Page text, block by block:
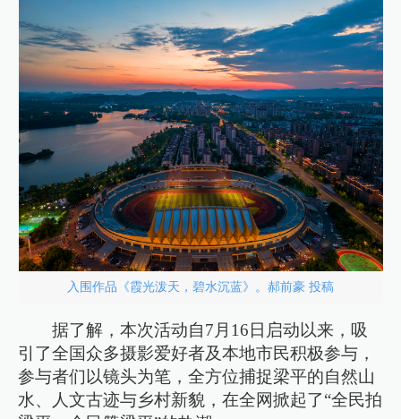
入围作品《霞光泼天，碧水沉蓝》。郝前豪 投稿
据了解，本次活动自7月16日启动以来，吸
引了全国众多摄影爱好者及本地市民积极参与，
参与者们以镜头为笔，全方位捕捉梁平的自然山
水、人文古迹与乡村新貌，在全网掀起了“全民拍